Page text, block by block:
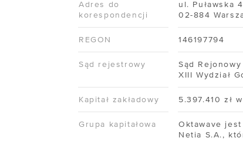
USŁUGI WSPARCIA
/ Cloud Operation Support
/
/
/
Adres do
korespondencji
ul. Puławska
02-884
REGON 146197794
Sąd rejestrowy
Sąd
XIII Wydział
Kapitał zakładowy 5.397.410 zł
Grupa kapitałowa
Oktawave
Netia S.A.,